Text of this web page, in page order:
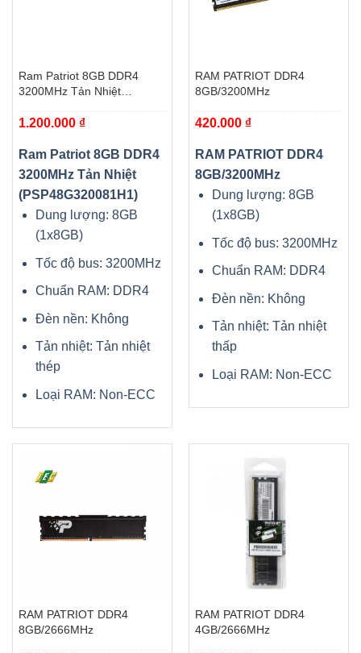
Ram Patriot 8GB DDR4
3200MHz Tản Nhiệt
1.200.000 ₫
Ram Patriot 8GB DDR4
3200MHz Tản Nhiệt
(PSP48G320081H1)
Dung lượng: 8GB
(1x8GB)
Tốc độ bus: 3200MHz
Chuẩn RAM: DDR4
Đèn nền: Không
Tản nhiệt: Tản nhiệt
thép
Loại RAM: Non-ECC
RAM PATRIOT DDR4
8GB/3200MHz
420.000 ₫
RAM PATRIOT DDR4
8GB/3200MHz
Dung lượng: 8GB
(1x8GB)
Tốc độ bus: 3200MHz
Chuẩn RAM: DDR4
Đèn nền: Không
Tản nhiệt: Tản nhiệt
thấp
Loại RAM: Non-ECC
RAM PATRIOT DDR4
8GB/2666MHz
RAM PATRIOT DDR4
4GB/2666MHz